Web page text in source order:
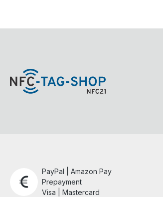
PayPal | Amazon Pay
Prepayment
Visa | Mastercard